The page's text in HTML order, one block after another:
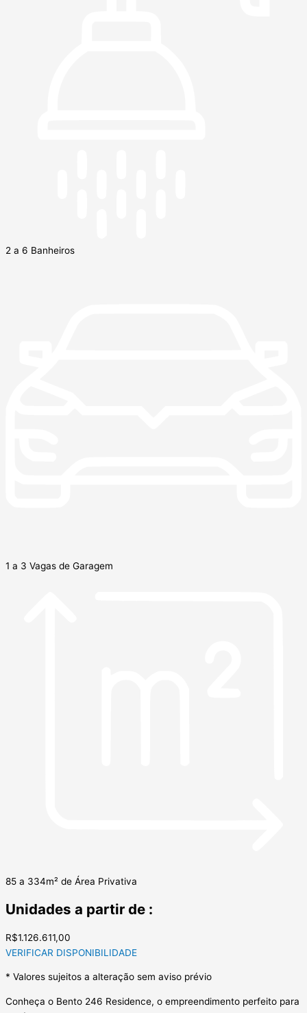
2 a 6 Banheiros
1 a 3 Vagas de Garagem
85 a 334m² de Área Privativa
Unidades a partir de :
R$1.126.611,00
VERIFICAR DISPONIBILIDADE
* Valores sujeitos a alteração sem aviso prévio
Conheça o Bento 246 Residence, o empreendimento perfeito para